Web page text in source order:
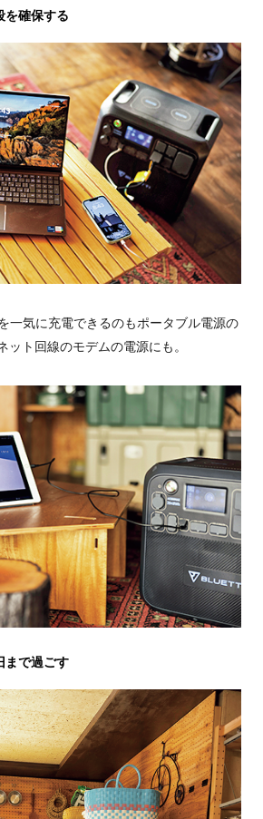
確保する
一気に充電できるのもポータブル電源の
ット回線のモデムの電源にも。
で過ごす